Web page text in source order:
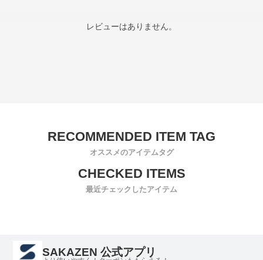
レビューはありません。
オススメのアイテムタグ
最近チェックしたアイテム
SAKAZEN 公式アプリ